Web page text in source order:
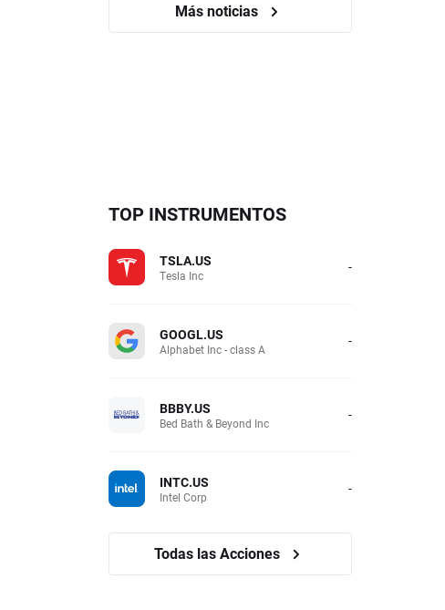
Más noticias
TOP INSTRUMENTOS
TSLA.US
Tesla Inc -
GOOGL.US
Alphabet Inc - class A -
BBBY.US
Bed Bath & Beyond Inc -
INTC.US
Intel Corp -
Todas las Acciones